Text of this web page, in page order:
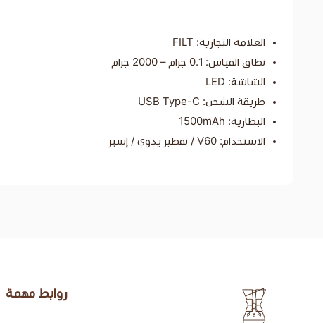
العلامة التجارية: FILT
نطاق القياس: 0.1 جرام – 2000 جرام
الشاشة: LED
طريقة الشحن: USB Type-C
البطارية: 1500mAh
الاستخدام: V60 / تقطير يدوي / إسبر
روابط مهمة